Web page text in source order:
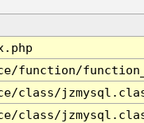
function/
class/
class/